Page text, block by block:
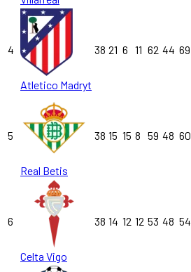
4
Atletico Madryt
38 21 6 11 62 44 69
5
Real Betis
38 15 15 8 59 48 60
6
Celta Vigo
38 14 12 12 53 48 54